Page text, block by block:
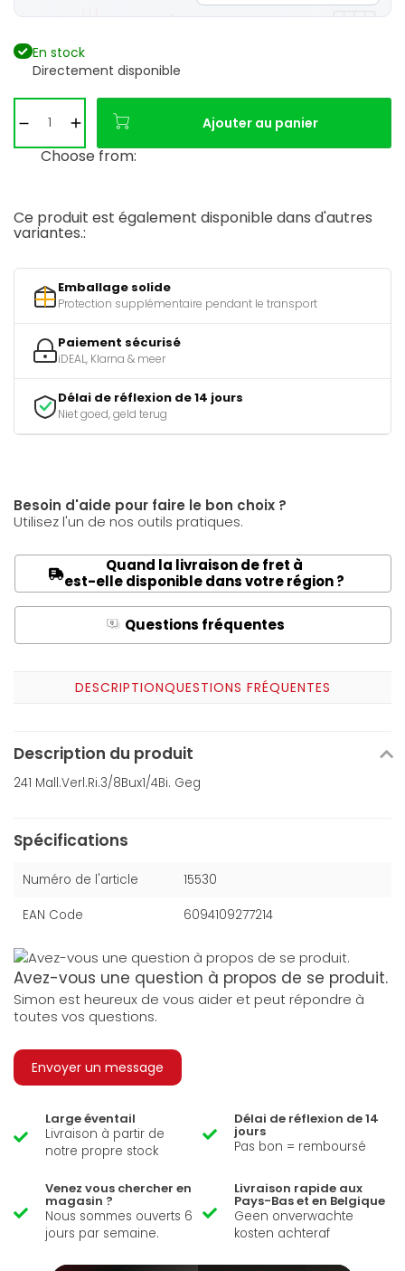
En stock
Directement disponible
Ajouter au panier
Choose from:
Ce produit est également disponible dans d'autres
variantes.:
Emballage solide
Protection supplémentaire pendant le transport
Paiement sécurisé
iDEAL, Klarna & meer
Délai de réflexion de 14 jours
Niet goed, geld terug
Besoin d'aide pour faire le bon choix ?
Utilisez l'un de nos outils pratiques.
Quand la livraison de fret à
est-elle disponible dans votre région ?
Q Questions fréquentes
DESCRIPTIONQUESTIONS FRÉQUENTES
Description du produit
241 Mall.Verl.Ri.3/8Bux1/4Bi. Geg
Spécifications
Numéro de l'article 15530
EAN Code 6094109277214
Avez-vous une question à propos de se produit.
Simon est heureux de vous aider et peut répondre à
toutes vos questions.
Envoyer un message
Large éventail
Livraison à partir de
notre propre stock
Délai de réflexion de 14
jours
Pas bon = remboursé
Venez vous chercher en
magasin ?
Nous sommes ouverts 6
jours par semaine.
Livraison rapide aux
Pays-Bas et en Belgique
Geen onverwachte
kosten achteraf